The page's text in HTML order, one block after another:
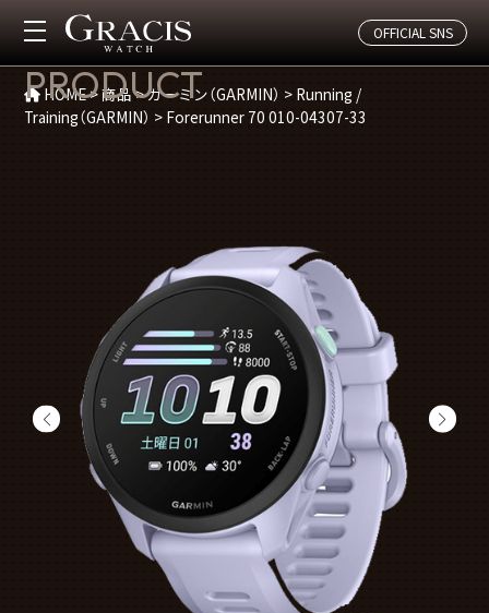
OFFICIAL SNS
商品紹介
PRODUCT
HOME>商品>ガーミン（GARMIN） > Running /
Training（GARMIN） > Forerunner 70 010-04307-33